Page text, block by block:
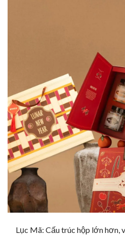
Lục Mã: Cấu trúc hộp lớn hơn,